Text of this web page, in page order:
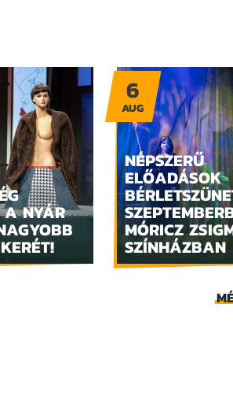
A NYÁR
NÉPSZERŰ
ELŐADÁSOK
MÓRICZ
SZÍNHÁZBAN
6
AUG